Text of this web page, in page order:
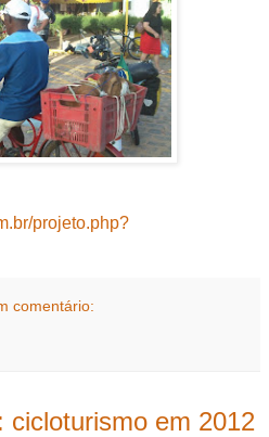
projeto.php?
comentário:
cicloturismo em 2012